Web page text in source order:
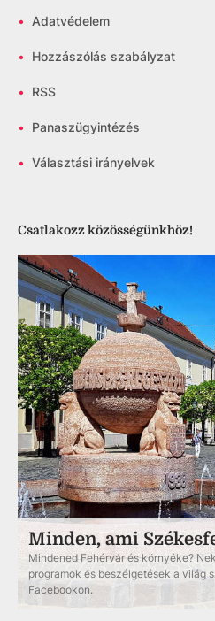
• Adatvédelem
• Hozzászólás szabályzat
• RSS
• Panaszügyintézés
• Választási irányelvek
Csatlakozz közösségünkhöz!
Minden, ami
Mindened Fehérvár és környéke?
programok és beszélgetések a világ
Facebookon.